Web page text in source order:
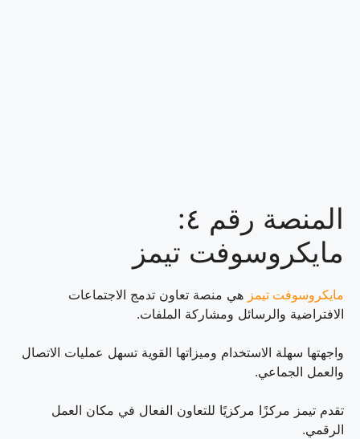
المنصة رقم ٤:
مايكروسوفت تيمز
مايكروسوفت تيمز هي منصة تعاون تدمج الاجتماعات
الافتراضية والرسائل ومشاركة الملفات.
واجهتها سهلة الاستخدام وميزاتها القوية تسهل عمليات الاتصال
والعمل الجماعي.
تقدم تيمز مركزًا مركزيًا للتعاون الفعال في مكان العمل
الرقمي.